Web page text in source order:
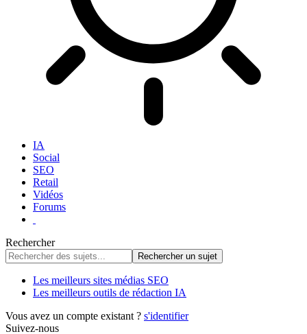
IA
Social
SEO
Retail
Vidéos
Forums
Rechercher
Les meilleurs sites médias SEO
Les meilleurs outils de rédaction IA
Vous avez un compte existant ? s'identifier
Suivez-nous